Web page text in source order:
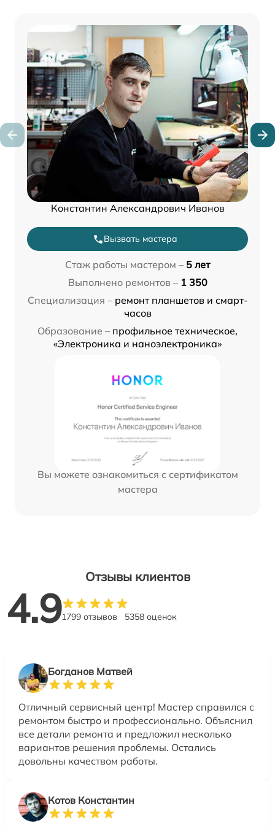
Константин Александрович Иванов
Вызвать мастера
Стаж работы мастером – 5 лет
Выполнено ремонтов – 1 350
Специализация – ремонт планшетов и смарт-
часов
Образование – профильное техническое,
«Электроника и наноэлектроника»
Вы можете ознакомиться с сертификатом
мастера
Отзывы клиентов
4.91799 отзывов 5358 оценок
Богданов Матвей
Отличный сервисный центр! Мастер справился с
ремонтом быстро и профессионально. Объяснил
все детали ремонта и предложил несколько
вариантов решения проблемы. Остались
довольны качеством работы.
Котов Константин